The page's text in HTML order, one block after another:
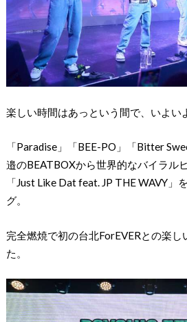
楽しい時間はあっという間で、いよい
「Paradise」「BEE-PO」「Bitter
邉のBEATBOXから世界的なバイラル
「Just Like Dat feat. JP THE WAVY」
グ。
完全燃焼で初の台北ForEVERとの楽し
た。